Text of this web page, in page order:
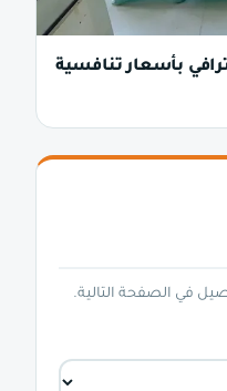
بأسعار تنافسية
في الصفحة التالية.